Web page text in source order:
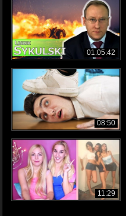
01:05:42
08:50
11:29